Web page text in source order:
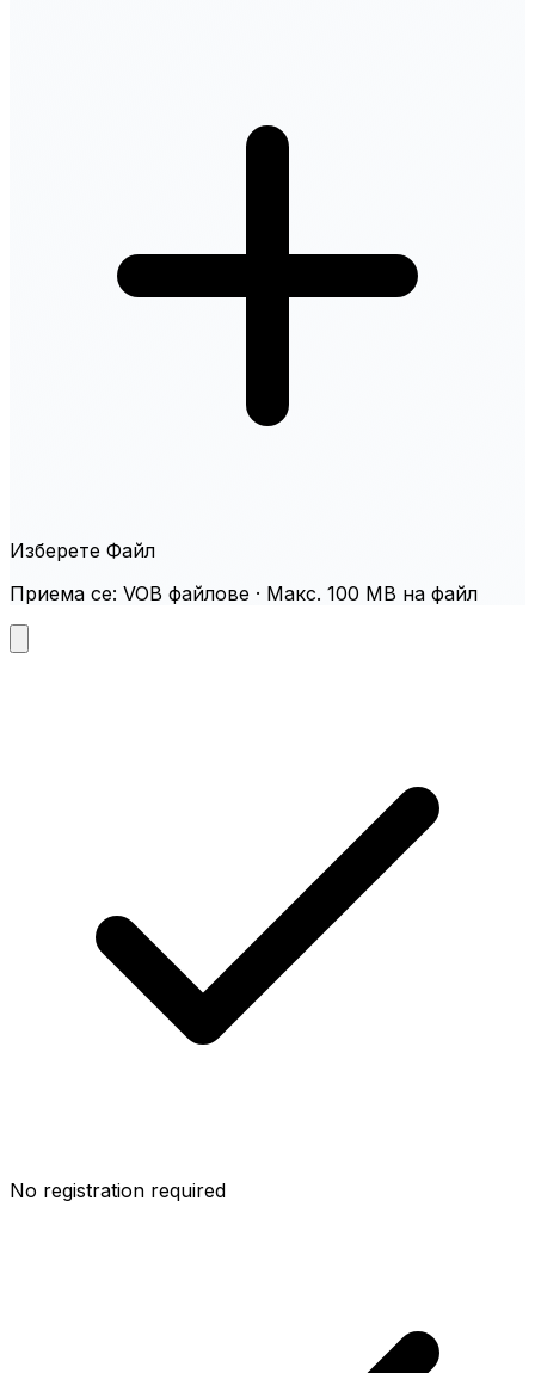
Изберете Файл
Приема се: VOB файлове · Макс. 100 MB на файл
No registration required